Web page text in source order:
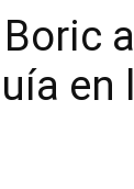
en